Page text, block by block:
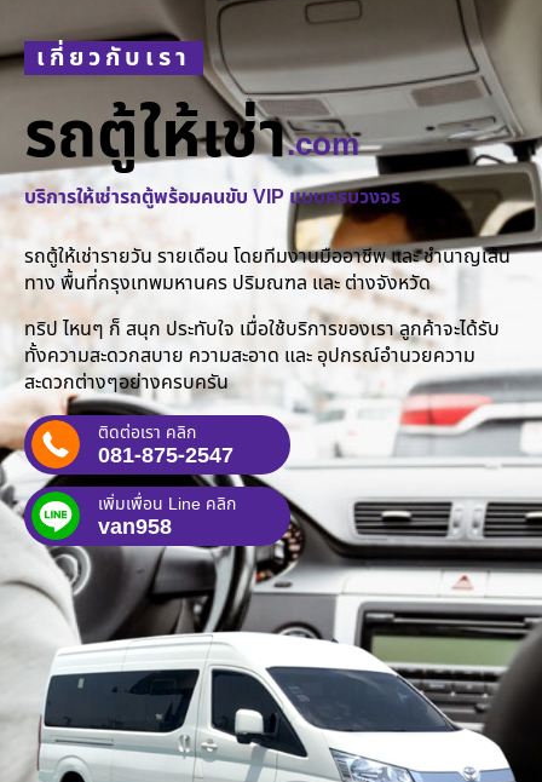
เกี่ยวกับเรา
รถตู้ให้เช่า.com
บริการให้เช่ารถตู้พร้อมคนขับ VIP แบบครบวงจร
รถตู้ให้เช่ารายวัน รายเดือน โดยทีมงานมืออาชีพ และ ชำนาญเส้น
ทาง พื้นที่กรุงเทพมหานคร ปริมณฑล และ ต่างจังหวัด
ทริป ไหนๆ ก็ สนุก ประทับใจ เมื่อใช้บริการของเรา ลูกค้าจะได้รับ
ทั้งความสะดวกสบาย ความสะอาด และ อุปกรณ์อำนวยความ
สะดวกต่างๆอย่างครบครัน
ติดต่อเรา คลิก
081-875-2547
เพิ่มเพื่อน Line คลิก
van958